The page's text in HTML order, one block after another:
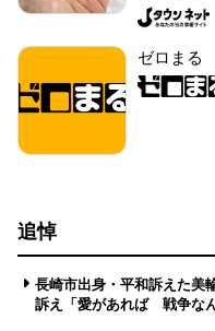
ゼロまる
追悼
長崎市出身・平和訴えた
訴え「愛があれば 戦争な